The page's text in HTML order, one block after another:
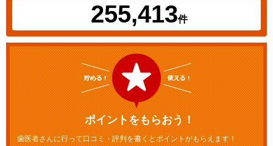
255,413件
ポイントをもらおう！
歯医者さんに行って口コミ・評判を書くとポイントがもらえます！